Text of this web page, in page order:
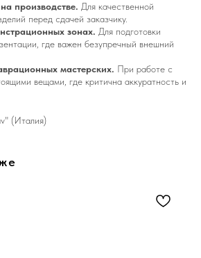
производстве. Для качественной
перед сдачей заказчику.
зонах. Для подготовки
где важен безупречный внешний
мастерских. При работе с
вещами, где критична аккуратность и
(Италия)